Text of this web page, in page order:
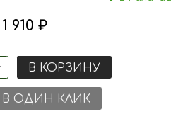
1 910 ₽
В КОРЗИНУ
В ОДИН КЛИК